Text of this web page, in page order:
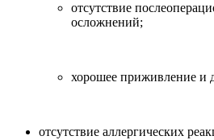
отсутствие
осложнений;
хорошее приживление и
отсутствие аллергических